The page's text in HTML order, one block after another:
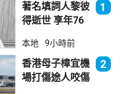
著名填詞人黎彼
得逝世 享年76
1
本地 9小時前
香港母子樟宜機
場打傷途人咬傷
2